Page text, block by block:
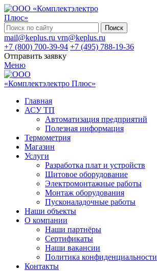
Поиск
mail@keplus.ru vrn@keplus.ru
+7 (800) 700-39-94 +7 (495) 788-19-36
Отправить заявку
Меню
Главная
АСУ ТП
Автоматизация предприятий
Полезная информация
Термометрия
Магазин
Услуги
Разработка плат и устройств
Щитовое оборудование
Электромонтажные работы
Монтаж оборудования
Пусконаладочные работы
Наши объекты
О компании
Наши партнёры
Сертификаты
Наши вакансии
Политика конфиденциальности
Контакты